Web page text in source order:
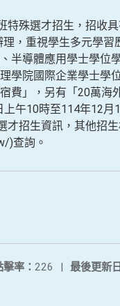
特殊選才招生，招收
理，重視學生多元
半導體應用學士學位
學院國際企業學士學
費」，另有「20萬海
午10時至114年12月
才招生資訊，其他招
)查詢。
最後更新
擊率： 226 |